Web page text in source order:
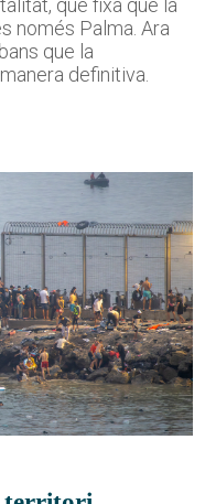
que fixa que la
només Palma. Ara
que la
definitiva.